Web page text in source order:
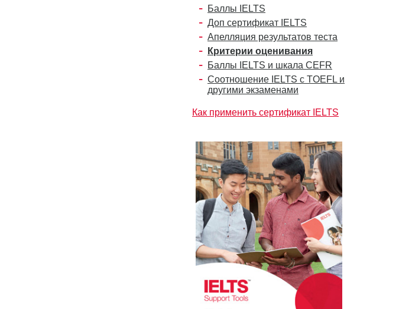
Баллы IELTS
Доп сертификат IELTS
Апелляция результатов теста
Критерии оценивания
Баллы IELTS и шкала CEFR
Соотношение IELTS с TOEFL и
другими экзаменами
Как применить сертификат IELTS